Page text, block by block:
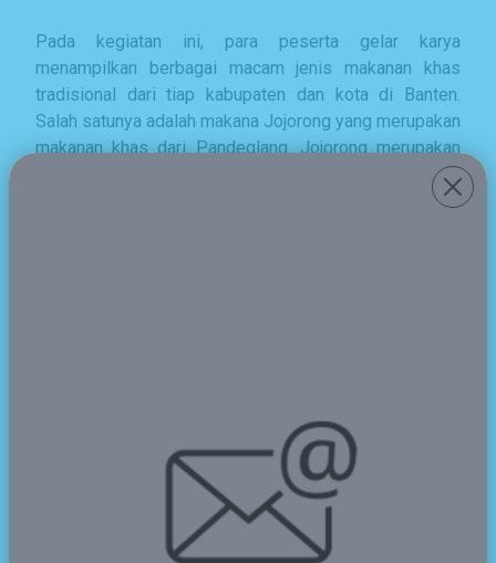
Pada kegiatan ini, para peserta gelar karya
menampilkan berbagai macam jenis makanan khas
tradisional dari tiap kabupaten dan kota di Banten.
Salah satunya adalah makana Jojorong yang merupakan
makanan khas dari Pandeglang. Jojorong merupakan
makanan yang terbuat dari tepung ketan yang di
dalamnya berisi gula merah yang dicairkan. Biasanya
Kegiatan ini juga dimeriahkan dengan penampilan seni
tari dan lagu-lagu tradisional.
Pada kesempatan ini, para fasilitator dan tamu dapat